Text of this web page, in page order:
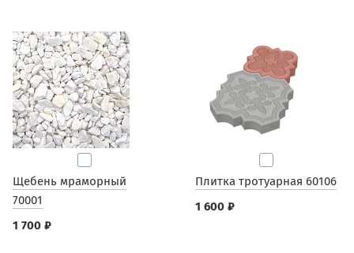
Щебень мраморный
70001
1 700 ₽
Плитка тротуарная 60106
1 600 ₽